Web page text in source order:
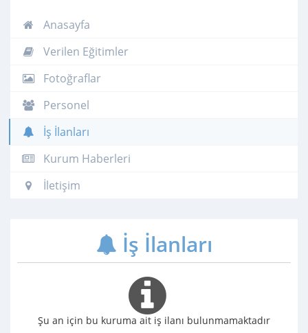
Anasayfa
Verilen Eğitimler
Fotoğraflar
Personel
İş İlanları
Kurum Haberleri
İletişim
İş İlanları
Şu an için bu kuruma ait iş ilanı bulunmamaktadır